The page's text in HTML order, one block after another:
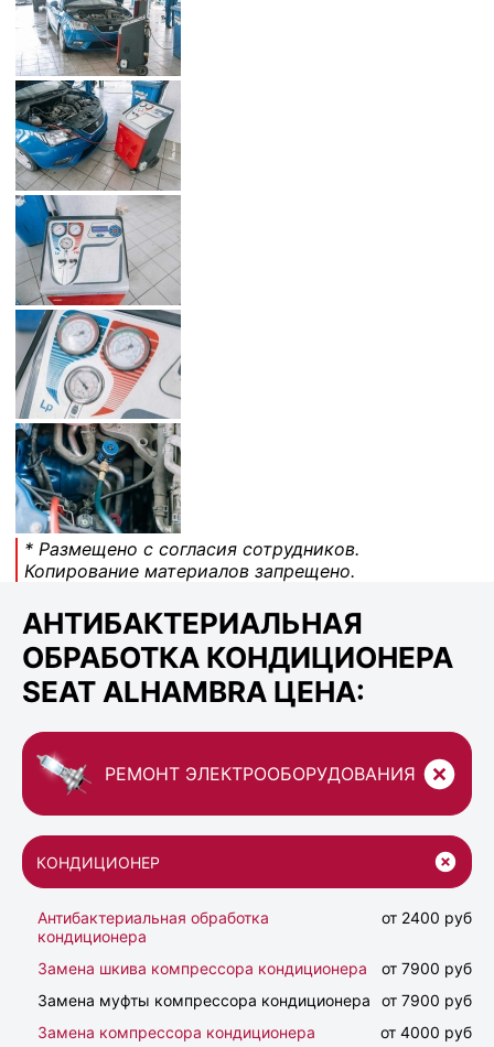
* Размещено с согласия сотрудников.
Копирование материалов запрещено.
АНТИБАКТЕРИАЛЬНАЯ
ОБРАБОТКА КОНДИЦИОНЕРА
SEAT ALHAMBRA ЦЕНА:
РЕМОНТ ЭЛЕКТРООБОРУДОВАНИЯ
КОНДИЦИОНЕР
Антибактериальная обработка
кондиционера
от 2400 руб
Замена шкива компрессора кондиционера
от 7900 руб
Замена муфты компрессора кондиционера
от 7900 руб
Замена компрессора кондиционера
от 4000 руб